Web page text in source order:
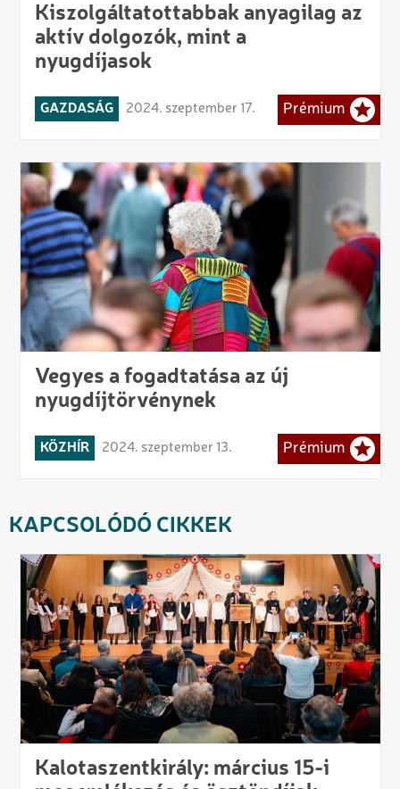
Kiszolgáltatottabbak anyagilag az
aktív dolgozók, mint a
nyugdíjasok
GAZDASÁG 2024. szeptember 17. Prémium
Vegyes a fogadtatása az új
nyugdíjtörvénynek
KÖZHÍR 2024. szeptember 13. Prémium
KAPCSOLÓDÓ CIKKEK
Kalotaszentkirály: március 15-i